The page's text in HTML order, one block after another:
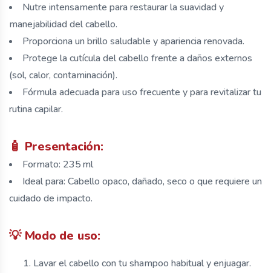
Nutre intensamente para restaurar la suavidad y
manejabilidad del cabello.
Proporciona un brillo saludable y apariencia renovada.
Protege la cutícula del cabello frente a daños externos
(sol, calor, contaminación).
Fórmula adecuada para uso frecuente y para revitalizar tu
rutina capilar.
🧴 Presentación:
Formato: 235 ml
Ideal para: Cabello opaco, dañado, seco o que requiere un
cuidado de impacto.
💡 Modo de uso:
Lavar el cabello con tu shampoo habitual y enjuagar.